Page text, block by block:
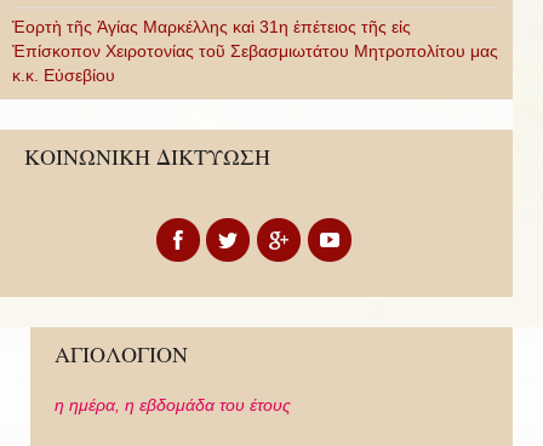
Ἑορτὴ τῆς Ἁγίας Μαρκέλλης καὶ 31η ἐπέτειος τῆς εἰς
Ἐπίσκοπον Χειροτονίας τοῦ Σεβασμιωτάτου Μητροπολίτου μας
κ.κ. Εὐσεβίου
ΚΟΙΝΩΝΙΚΗ ΔΙΚΤΥΩΣΗ
ΑΓΙΟΛΟΓΙΟΝ
η ημέρα, η εβδομάδα του έτους